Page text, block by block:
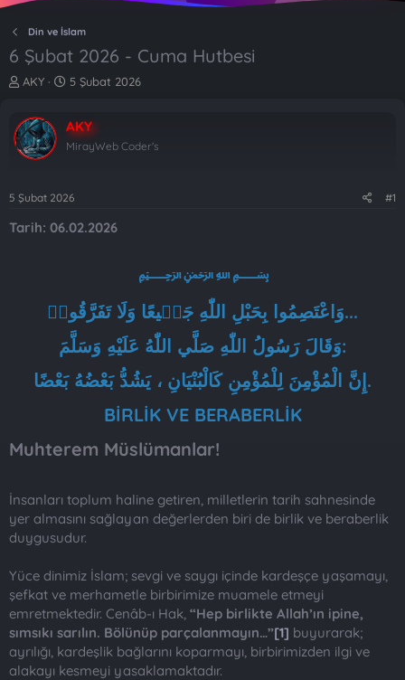
Din ve İslam
6 Şubat 2026 - Cuma Hutbesi
K
b
u
y
b
ş
AKY
B
l
a
ı
t
5 Şubat 2026
AKY
MirayWeb Coder's
5 Şubat 2026 #1
Tarih: 06.02.2026
﷽
وَاعْتَصِمُوا بِحَبْلِ اللّٰهِ جَم۪يعًا وَلَا تَفَرَّقُواۖ...
وَقَالَ رَسُولُ اللّٰهِ صَلَّي اللّٰهُ عَلَيْهِ وَسَلَّمَ:
إِنَّ الْمُؤْمِنَ لِلْمُؤْمِنِ كَالْبُنْيَانِ ، يَشُدُّ بَعْضُهُ بَعْضًا.
BİRLİK VE BERABERLİK
Muhterem Müslümanlar!
İnsanları toplum haline getiren, milletlerin tarih sahnesinde
yer almasını sağlayan değerlerden biri de birlik ve beraberlik
duygusudur.
Yüce dinimiz İslam; sevgi ve saygı içinde kardeşçe yaşamayı,
şefkat ve merhametle birbirimize muamele etmeyi
emretmektedir. Cenâb-ı Hak, “Hep birlikte Allah’ın ipine,
sımsıkı sarılın. Bölünüp parçalanmayın…”[1] buyurarak;
ayrılığı, kardeşlik bağlarını koparmayı, birbirimizden ilgi ve
alakayı kesmeyi yasaklamaktadır.